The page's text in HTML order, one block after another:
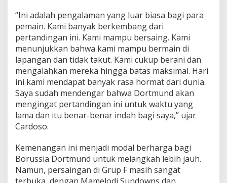
“Ini adalah pengalaman yang luar biasa bagi para
pemain. Kami banyak berkembang dari
pertandingan ini. Kami mampu bersaing. Kami
menunjukkan bahwa kami mampu bermain di
lapangan dan tidak takut. Kami cukup berani dan
mengalahkan mereka hingga batas maksimal. Hari
ini kami mendapat banyak rasa hormat dari dunia.
Saya sudah mendengar bahwa Dortmund akan
mengingat pertandingan ini untuk waktu yang
lama dan itu benar-benar indah bagi saya,” ujar
Cardoso.
Kemenangan ini menjadi modal berharga bagi
Borussia Dortmund untuk melangkah lebih jauh.
Namun, persaingan di Grup F masih sangat